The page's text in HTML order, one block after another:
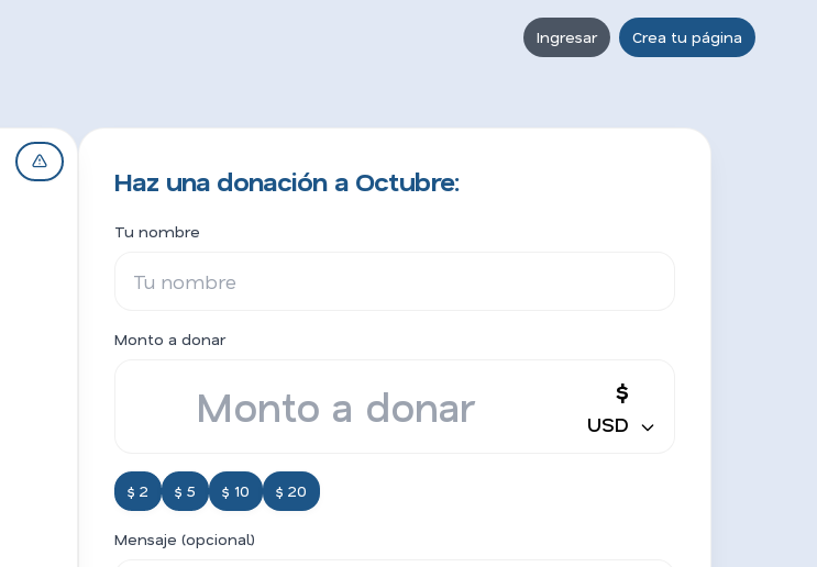
Ingresar Crea tu página
Haz una donación a Octubre:
Tu nombre
Monto a donar
$
USD
$ 2 $ 5 $ 10 $ 20
Mensaje (opcional)